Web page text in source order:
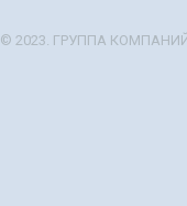
© 2023. ГРУППА